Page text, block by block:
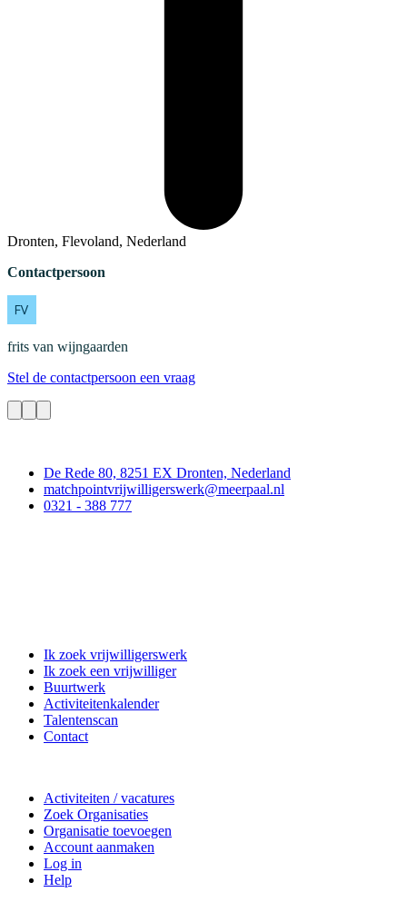
Dronten, Flevoland, Nederland
Contactpersoon
frits van wijngaarden
Stel de contactpersoon een vraag
De Rede 80, 8251 EX Dronten, Nederland
matchpointvrijwilligerswerk@meerpaal.nl
0321 - 388 777
Ik zoek vrijwilligerswerk
Ik zoek een vrijwilliger
Buurtwerk
Activiteitenkalender
Talentenscan
Contact
Activiteiten / vacatures
Zoek Organisaties
Organisatie toevoegen
Account aanmaken
Log in
Help